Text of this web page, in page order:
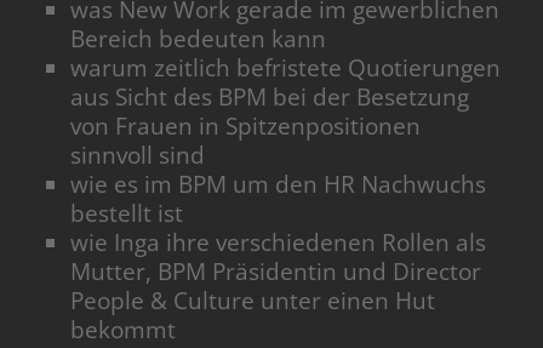
was New Work gerade im gewerblichen
Bereich bedeuten kann
warum zeitlich befristete Quotierungen
aus Sicht des BPM bei der Besetzung
von Frauen in Spitzenpositionen
sinnvoll sind
wie es im BPM um den HR Nachwuchs
bestellt ist
wie Inga ihre verschiedenen Rollen als
Mutter, BPM Präsidentin und Director
People & Culture unter einen Hut
bekommt